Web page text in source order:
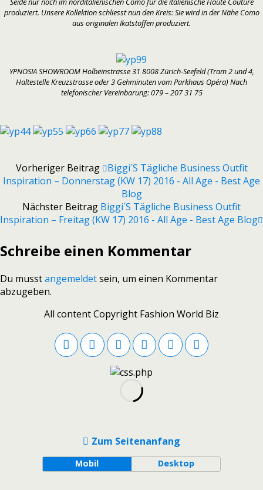
produziert. Unsere Kollektion schliesst nun den Kreis: Sie wird in der Nähe Como
aus originalen Ikatstoffen produziert.
YPNOSIA SHOWROOM Holbeinstrasse 31 8008 Zürich-Seefeld (Tram 2 und 4,
Haltestelle Kreuzstrasse oder 3 Gehminuten vom Parkhaus Opéra) Nach
telefonischer Vereinbarung: 079 – 207 31 75
Vorheriger Beitrag
Biggi´s Tägliche Business Outfit
Inspiration – Donnerstag (KW 17) 2016 - All Age - Best Age
Blog
Nächster Beitrag Biggi´s Tägliche Business Outfit
Inspiration – Freitag (KW 17) 2016 - All Age - Best Age Blog
Schreibe einen Kommentar
Du musstangemeldetsein, um einen Kommentar
abzugeben.
All content Copyright Fashion World Biz
Zum Seitenanfang
Mobil Desktop